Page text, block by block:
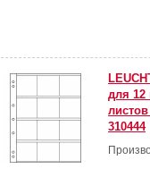
для 12
310444